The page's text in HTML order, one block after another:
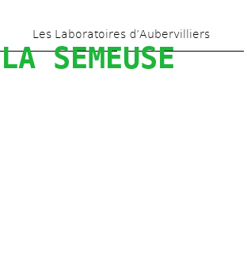
Les Laboratoires d’Aubervilliers
LA SEMEUSE